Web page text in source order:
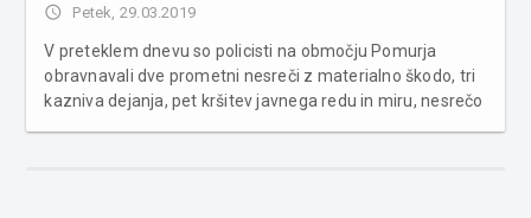
access_time Petek, 29.03.2019
V preteklem dnevu so policisti na območju Pomurja
obravnavali dve prometni nesreči z materialno škodo, tri
kazniva dejanja, pet kršitev javnega redu in miru, nesrečo